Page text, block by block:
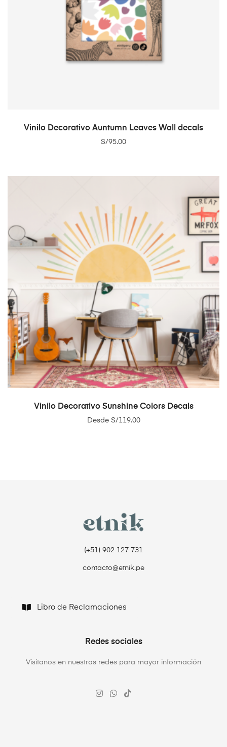
ADD TO CART
Vinilo Decorativo Auntumn Leaves Wall decals
S/95.00
SELECT OPTIONS
Vinilo Decorativo Sunshine Colors Decals
Desde S/119.00
(+51) 902 127 731‬
contacto@etnik.pe
Libro de Reclamaciones
Redes sociales
Visítanos en nuestras redes para mayor información